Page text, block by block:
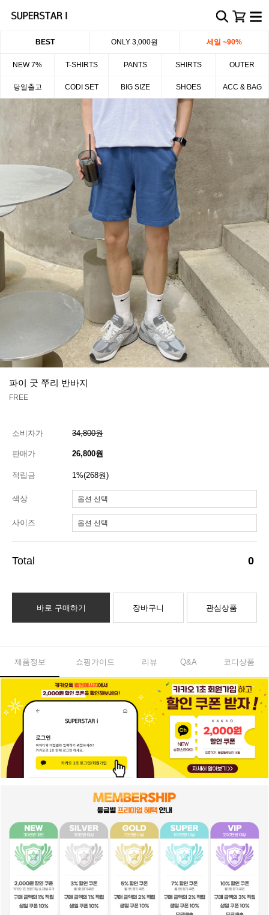
BEST ONLY 3,000원 세일 ~90%
NEW 7% T-SHIRTS PANTS SHIRTS OUTER
당일출고 CODI SET BIG SIZE SHOES ACC & BAG
파이 굿 쭈리 반바지
FREE
소비자가 34,800원
판매가 26,800원
적립금 1%(268원)
색상
사이즈
0
바로 구매하기 장바구니 관심상품
제품정보 쇼핑가이드 리뷰 Q&A 코디상품